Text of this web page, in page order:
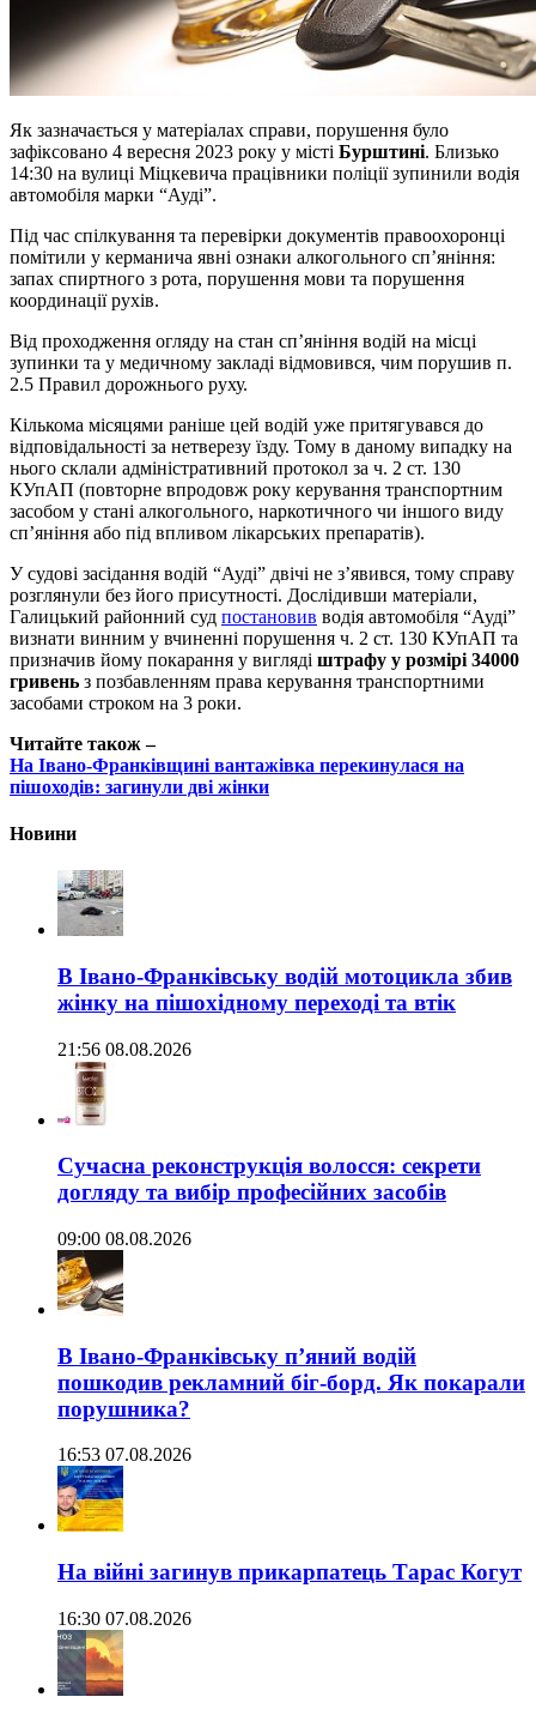
Як зазначається у матеріалах справи, порушення було
зафіксовано 4 вересня 2023 року у місті Бурштині. Близько
14:30 на вулиці Міцкевича працівники поліції зупинили водія
автомобіля марки “Ауді”.
Під час спілкування та перевірки документів правоохоронці
помітили у керманича явні ознаки алкогольного сп’яніння:
запах спиртного з рота, порушення мови та порушення
координації рухів.
Від проходження огляду на стан сп’яніння водій на місці
зупинки та у медичному закладі відмовився, чим порушив п.
2.5 Правил дорожнього руху.
Кількома місяцями раніше цей водій уже притягувався до
відповідальності за нетверезу їзду. Тому в даному випадку на
нього склали адміністративний протокол за ч. 2 ст. 130
КУпАП (повторне впродовж року керування транспортним
засобом у стані алкогольного, наркотичного чи іншого виду
сп’яніння або під впливом лікарських препаратів).
У судові засідання водій “Ауді” двічі не з’явився, тому справу
розглянули без його присутності. Дослідивши матеріали,
Галицький районний суд постановив водія автомобіля “Ауді”
визнати винним у вчиненні порушення ч. 2 ст. 130 КУпАП та
призначив йому покарання у вигляді штрафу у розмірі 34000
гривень з позбавленням права керування транспортними
засобами строком на 3 роки.
Читайте також –
На Івано-Франківщині вантажівка перекинулася на
пішоходів: загинули дві жінки
Новини
В Івано-Франківську водій мотоцикла збив
жінку на пішохідному переході та втік
21:56 08.08.2026
Сучасна реконструкція волосся: секрети
догляду та вибір професійних засобів
09:00 08.08.2026
В Івано-Франківську п’яний водій
пошкодив рекламний біг-борд. Як покарали
порушника?
16:53 07.08.2026
На війні загинув прикарпатець Тарас Когут
16:30 07.08.2026